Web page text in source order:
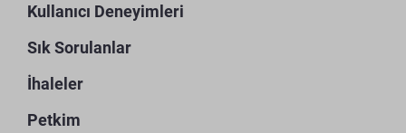
Kullanıcı Deneyimleri
Sık Sorulanlar
İhaleler
Petkim